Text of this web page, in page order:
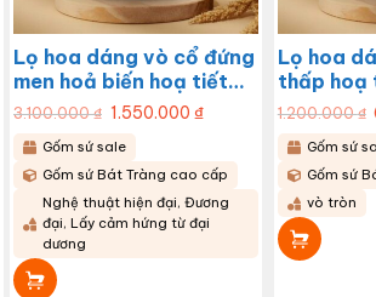
Lọ hoa dáng vò cổ đứng
men hoả biến hoạ tiết
đàn cá BT-LGS22
3.100.000₫ Giá
gốc
là:
3.100.000 ₫.
1.550.000 ₫Giá
hiện
1.550.000 ₫.
Gốm sứ sale
Gốm sứ Bát Tràng cao cấp
Nghệ thuật hiện đại, Đương
đại, Lấy cảm hứng từ đại
dương
Lọ hoa
thấp hoạ
LGS21
1.200.000₫
Gốm sứ
Gốm sứ
vò tròn